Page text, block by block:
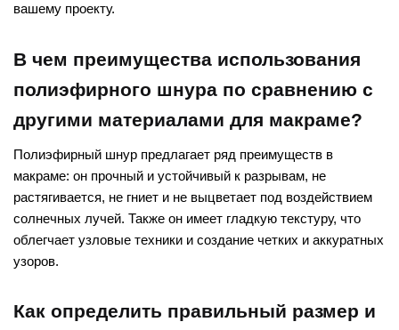
вашему проекту.
В чем преимущества использования
полиэфирного шнура по сравнению с
другими материалами для макраме?
Полиэфирный шнур предлагает ряд преимуществ в
макраме: он прочный и устойчивый к разрывам, не
растягивается, не гниет и не выцветает под воздействием
солнечных лучей. Также он имеет гладкую текстуру, что
облегчает узловые техники и создание четких и аккуратных
узоров.
Как определить правильный размер и